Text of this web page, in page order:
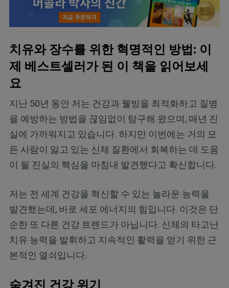
치유와 장수를 위한 혁명적인 방법: 이
제 베스트셀러가 된 이 책을 읽어보세
요
지난 50년 동안 저는 건강과 웰빙을 최적화하고 질병
을 예방하는 방법을 끊임없이 탐구해 왔으며, 매년 진
실에 가까워지고 있습니다. 하지만 이번에는 거의 모
든 사람이 앓고 있는 신체 질환에서 회복하는 데 도움
이 될 진실의 핵심을 마침내 발견했다고 확신합니다.
저는 전 세계 건강을 혁신할 수 있는 놀라운 능력을
발견했는데, 바로 세포 에너지의 힘입니다. 이것은 단
순한 또 다른 건강 트렌드가 아닙니다. 신체의 타고난
치유 능력을 발휘하고 지속적인 활력을 얻기 위한 근
본적인 열쇠입니다.
숨겨진 건강 위기